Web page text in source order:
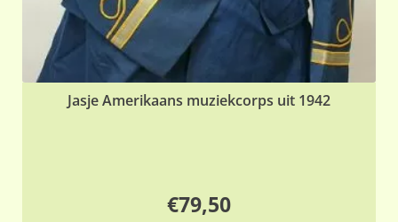
Jasje Amerikaans muziekcorps uit 1942
€79,50